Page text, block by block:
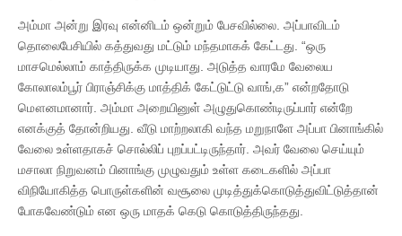
அம்மா அன்று இரவு என்னிடம் ஒன்றும் பேசவில்லை. அப்பாவிடம்
தொலைபேசியில் கத்துவது மட்டும் மந்தமாகக் கேட்டது. “ஒரு
மாசமெல்லாம் காத்திருக்க முடியாது. அடுத்த வாரமே வேலைய
கோலாலம்பூர் பிராஞ்சிக்கு மாத்திக் கேட்டுட்டு வாங்,க” என்றதோடு
மௌனமானார். அம்மா அறையினுள் அழுதுகொண்டிருப்பார் என்றே
எனக்குத் தோன்றியது. வீடு மாற்றலாகி வந்த மறுநாளே அப்பா பினாங்கில்
வேலை உள்ளதாகச் சொல்லிப் புறப்பட்டிருந்தார். அவர் வேலை செய்யும்
மசாலா நிறுவனம் பினாங்கு முழுவதும் உள்ள கடைகளில் அப்பா
விநியோகித்த பொருள்களின் வசூலை முடித்துக்கொடுத்துவிட்டுத்தான்
போகவேண்டும் என ஒரு மாதக் கெடு கொடுத்திருந்தது.